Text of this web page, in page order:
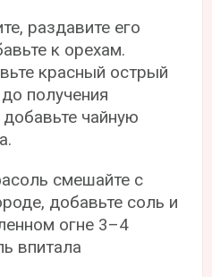
раздавите его
к орехам.
красный острый
получения
чайную
смешайте с
добавьте соль и
огне 3–4
впитала